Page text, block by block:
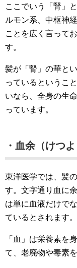
ここでいう「腎」
ルモン系、中枢神
ことを広く言って
す。
髪が「腎」の華と
っているというこ
いなら、全身の生
っています。
・血余（けつよ
東洋医学では、髪
す。文字通り血に
は単に血液だけで
ているとされます。
「血」は栄養素を
て、老廃物や毒素